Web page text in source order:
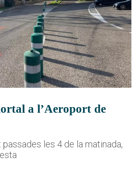
a l’Aeroport de
les 4 de la matinada,